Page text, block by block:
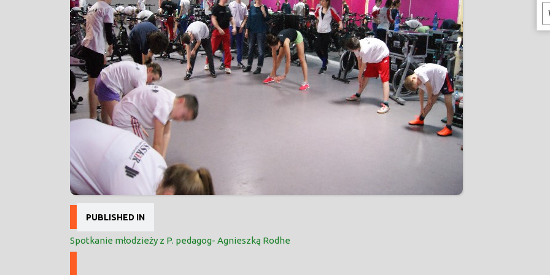
Nawigacja
wpisu
PUBLISHED IN
Spotkanie młodzieży z P. pedagog- Agnieszką Rodhe